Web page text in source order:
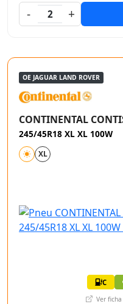
-
2 +
OE JAGUAR LAND ROVER
CONTINENTAL
245/45R18 XL XL 100W
XL
C
Ver ficha